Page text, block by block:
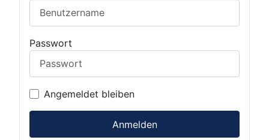
Passwort
Angemeldet bleiben
Anmelden